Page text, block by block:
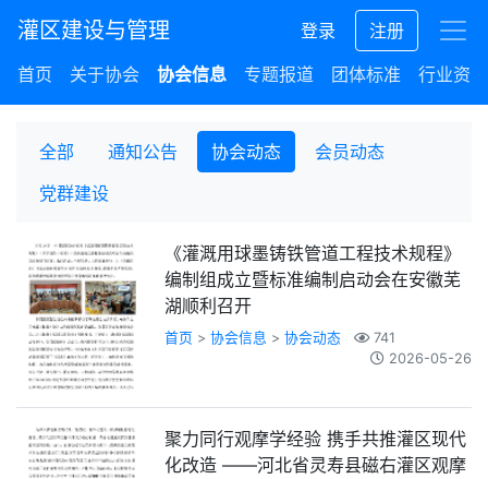
灌区建设与管理 登录
注册
首页
关于协会 协会信息 专题报道 团体标准 行业资讯
全部 通知公告 协会动态
会员动态
党群建设
《灌溉用球墨铸铁管道工程技术规程》
编制组成立暨标准编制启动会在安徽芜
湖顺利召开
首页 > 协会信息 > 协会动态
741
2026-05-26
聚力同行观摩学经验 携手共推灌区现代
化改造 ——河北省灵寿县磁右灌区观摩